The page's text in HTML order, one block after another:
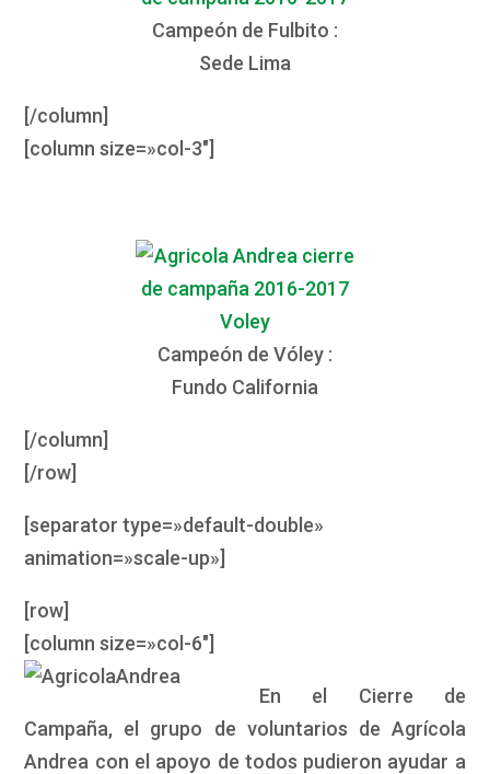
Campeón de Fulbito :
Sede Lima
[/column]
[column size=»col-3″]
Campeón de Vóley :
Fundo California
[/column]
[/row]
[separator type=»default-double»
animation=»scale-up»]
[row]
[column size=»col-6″]
En el Cierre de
Campaña, el grupo de voluntarios de Agrícola
Andrea con el apoyo de todos pudieron ayudar a